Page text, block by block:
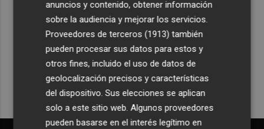
Recibe toda la actualidad de
Plaza Podcast en tu correo
Quiero suscribirme
anuncios y contenido, obtener información
sobre la audiencia y mejorar los servicios.
Proveedores de terceros (1913) también
pueden procesar sus datos para estos y
otros fines, incluido el uso de datos de
geolocalización precisos y características
del dispositivo. Sus elecciones se aplican
solo a este sitio web. Algunos proveedores
pueden basarse en el interés legítimo en